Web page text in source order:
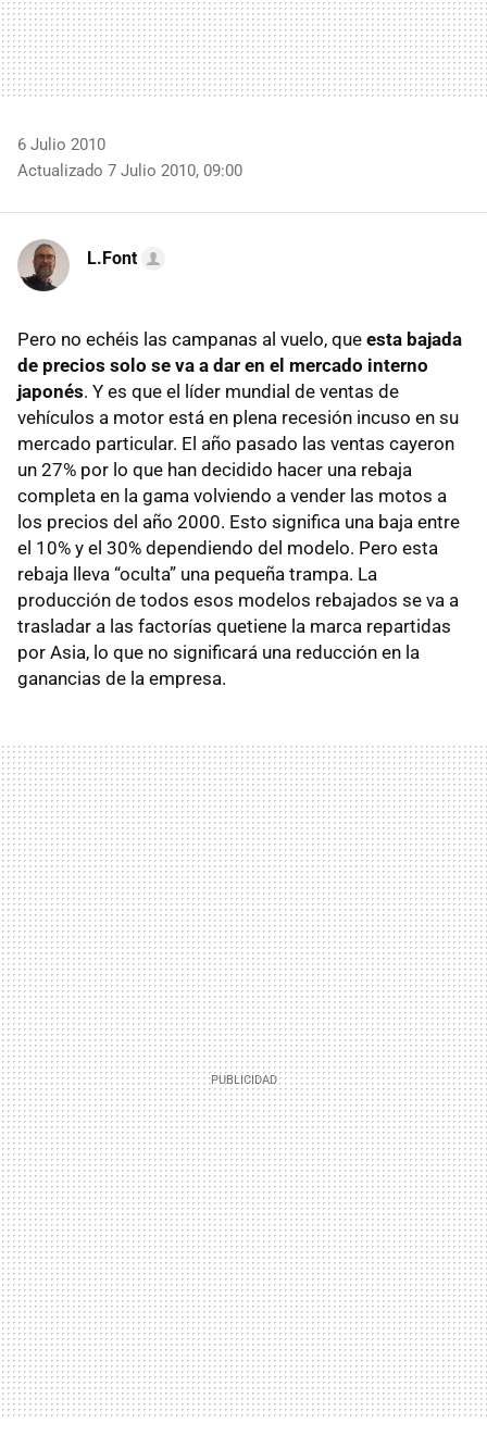
6 Julio 2010
Actualizado 7 Julio 2010, 09:00
L.Font
Pero no echéis las campanas al vuelo, que esta bajada
de precios solo se va a dar en el mercado interno
japonés. Y es que el líder mundial de ventas de
vehículos a motor está en plena recesión incuso en su
mercado particular. El año pasado las ventas cayeron
un 27% por lo que han decidido hacer una rebaja
completa en la gama volviendo a vender las motos a
los precios del año 2000. Esto significa una baja entre
el 10% y el 30% dependiendo del modelo. Pero esta
rebaja lleva “oculta” una pequeña trampa. La
producción de todos esos modelos rebajados se va a
trasladar a las factorías quetiene la marca repartidas
por Asia, lo que no significará una reducción en la
ganancias de la empresa.